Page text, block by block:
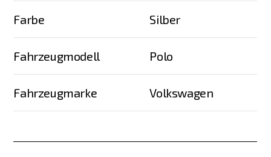
Farbe Silber
Fahrzeugmodell Polo
Fahrzeugmarke Volkswagen